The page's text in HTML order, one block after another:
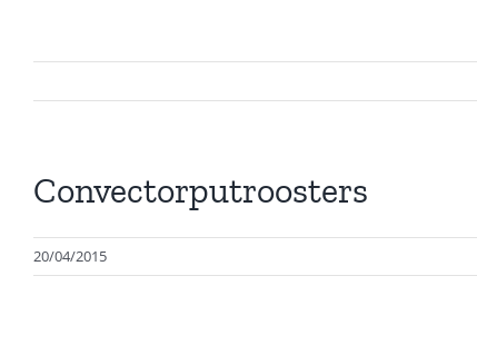
Convectorputroosters
20/04/2015